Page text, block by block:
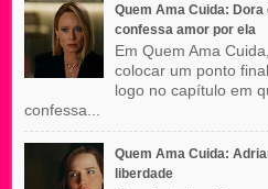
Quem Ama Cuida:
confessa amor por ela
Em Quem Ama
colocar um ponto
logo no capítulo em
confessa...
Quem Ama Cuida:
liberdade